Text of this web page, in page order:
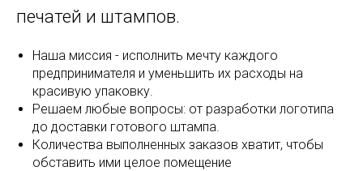
печатей и штампов.
Наша миссия - исполнить мечту каждого
предпринимателя и уменьшить их расходы на
красивую упаковку.
Решаем любые вопросы: от разработки логотипа
до доставки готового штампа.
Количества выполненных заказов хватит, чтобы
обставить ими целое помещение